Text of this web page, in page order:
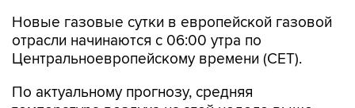
Новые газовые сутки в европейской газовой
отрасли начинаются c 06:00 утра по
Центральноевропейскому времени (CET).
По актуальному прогнозу, средняя